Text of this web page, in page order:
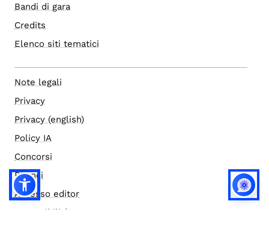
Bandi di gara
Credits
Elenco siti tematici
Note legali
Privacy
Privacy (english)
Policy IA
Concorsi
Bilanci
Accesso editor
Accessibilità